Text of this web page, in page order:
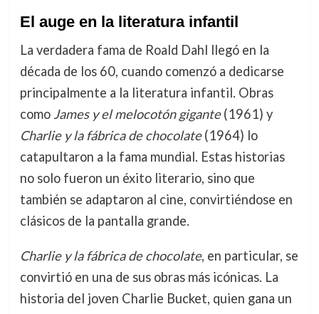
El auge en la literatura infantil
La verdadera fama de Roald Dahl llegó en la
década de los 60, cuando comenzó a dedicarse
principalmente a la literatura infantil. Obras
comoJames y el melocotón gigante(1961) y
Charlie y la fábrica de chocolate(1964) lo
catapultaron a la fama mundial. Estas historias
no solo fueron un éxito literario, sino que
también se adaptaron al cine, convirtiéndose en
clásicos de la pantalla grande.
Charlie y la fábrica de chocolate, en particular, se
convirtió en una de sus obras más icónicas. La
historia del joven Charlie Bucket, quien gana un